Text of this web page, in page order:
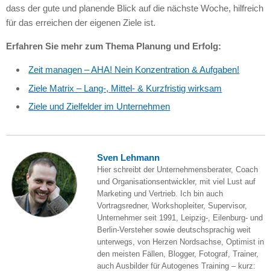
dass der gute und planende Blick auf die nächste Woche, hilfreich
für das erreichen der eigenen Ziele ist.
Erfahren Sie mehr zum Thema Planung und Erfolg:
Zeit managen –AHA! Nein Konzentration & Aufgaben!
Ziele Matrix – Lang-, Mittel- & Kurzfristig wirksam
Ziele und Zielfelder im Unternehmen
Sven Lehmann
Hier schreibt der Unternehmensberater, Coach
und Organisationsentwickler, mit viel Lust auf
Marketing und Vertrieb. Ich bin auch
Vortragsredner, Workshopleiter, Supervisor,
Unternehmer seit 1991, Leipzig-, Eilenburg- und
Berlin-Versteher sowie deutschsprachig weit
unterwegs, von Herzen Nordsachse, Optimist in
den meisten Fällen, Blogger, Fotograf, Trainer,
auch Ausbilder für Autogenes Training – kurz: